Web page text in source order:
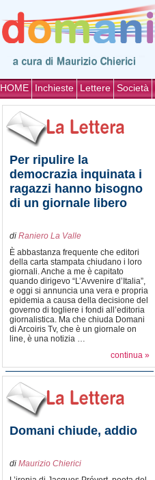
HOME Inchieste Lettere Società
Per ripulire la
democrazia inquinata i
ragazzi hanno bisogno
di un giornale libero
di Raniero La Valle
È abbastanza frequente che editori
della carta stampata chiudano i loro
giornali. Anche a me è capitato
quando dirigevo “L’Avvenire d’Italia”,
e oggi si annuncia una vera e propria
epidemia a causa della decisione del
governo di togliere i fondi all’editoria
giornalistica. Ma che chiuda Domani
di Arcoiris Tv, che è un giornale on
line, è una notizia …
continua »
Domani chiude, addio
di Maurizio Chierici